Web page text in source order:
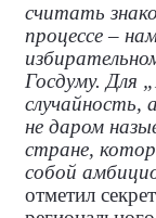
считать
процессе –
Госдуму. Для
случайность,
не даром
стране,
собой
отметил